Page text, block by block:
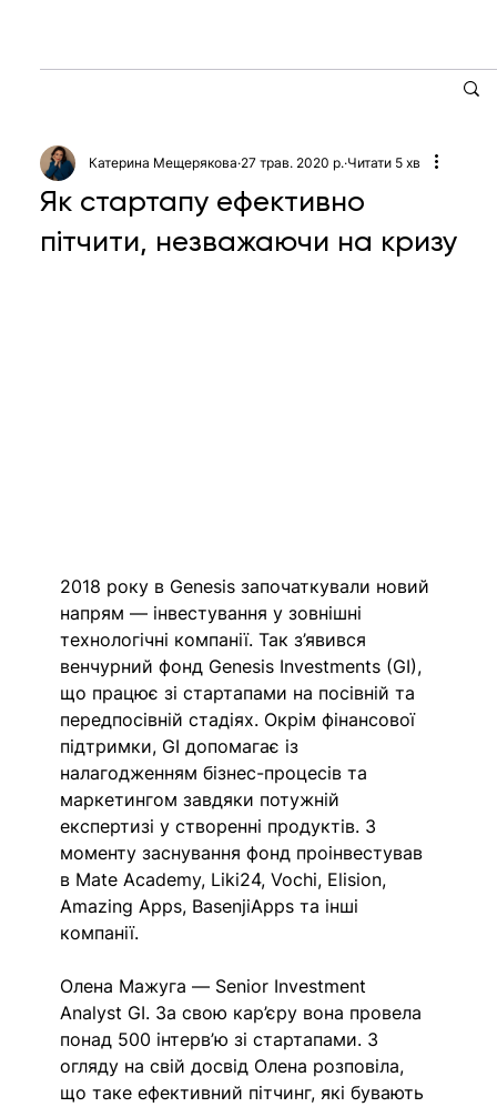
Як стартапу ефективно
пітчити, незважаючи на кризу
Катерина Мещерякова 27 трав. 2020 р. Читати 5 хв
2018 року в Genesis започаткували новий
напрям — інвестування у зовнішні
технологічні компанії. Так з’явився
венчурний фонд Genesis Investments (GI),
що працює зі стартапами на посівній та
передпосівній стадіях. Окрім фінансової
підтримки, GI допомагає із
налагодженням бізнес-процесів та
маркетингом завдяки потужній
експертизі у створенні продуктів. З
моменту заснування фонд проінвестував
в Mate Academy, Liki24, Vochi, Elision,
Amazing Apps, BasenjiApps та інші
компанії.
Олена Мажуга — Senior Investment
Analyst GI. За свою кар’єру вона провела
понад 500 інтерв’ю зі стартапами. З
огляду на свій досвід Олена розповіла,
що таке ефективний пітчинг, які бувають